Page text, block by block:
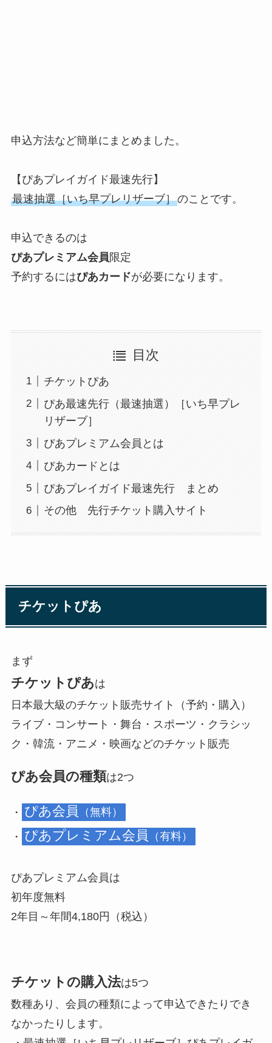
申込方法など簡単にまとめました。
【ぴあプレイガイド最速先行】
最速抽選［いち早プレリザーブ］のことです。
申込できるのは
ぴあプレミアム会員 限定
予約するにはぴあカードが必要になります。
目次
チケットぴあ
ぴあ最速先行（最速抽選）［いち早プレ
リザーブ］
ぴあプレミアム会員とは
ぴあカードとは
ぴあプレイガイド最速先行 まとめ
その他 先行チケット購入サイト
チケットぴあ
まず
チケットぴあは
日本最大級のチケット販売サイト（予約・購入）
ライブ・コンサート・舞台・スポーツ・クラシッ
ク・韓流・アニメ・映画などのチケット販売
ぴあ会員の種類は2つ
・ ぴあ会員
（無料）
・ ぴあプレミアム会員 （有料）
ぴあプレミアム会員は
初年度無料
2年目～年間4,180円（税込）
チケットの購入法は5つ
数種あり、会員の種類によって申込できたりでき
なかったりします。